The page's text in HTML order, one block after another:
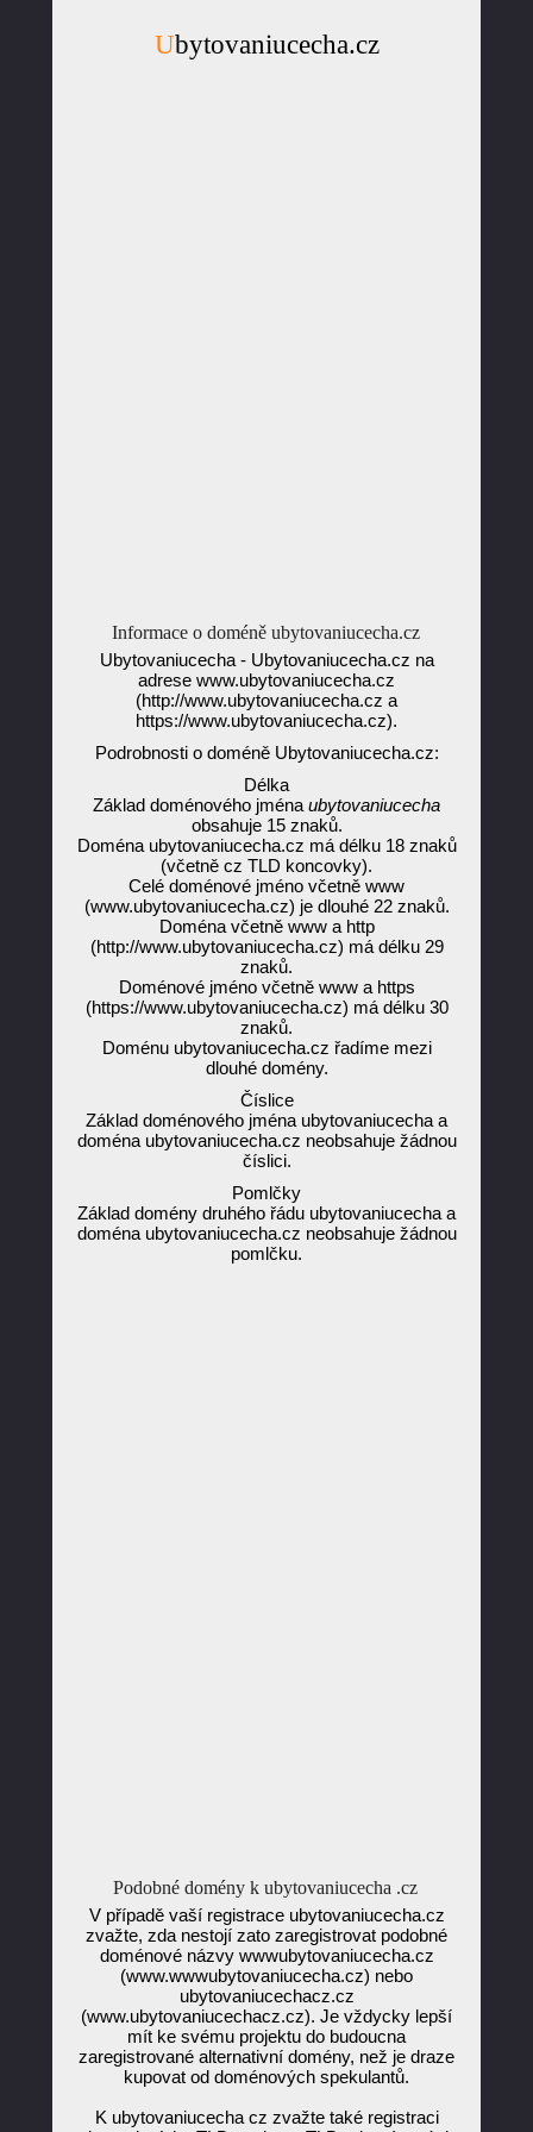
Ubytovaniucecha.cz
Informace o doméně ubytovaniucecha.cz
Ubytovaniucecha - Ubytovaniucecha.cz na
adrese www.ubytovaniucecha.cz
(http://www.ubytovaniucecha.cz a
https://www.ubytovaniucecha.cz).
Podrobnosti o doméně Ubytovaniucecha.cz:
Délka
Základ doménového jména ubytovaniucecha
obsahuje 15 znaků.
Doména ubytovaniucecha.cz má délku 18 znaků
(včetně cz TLD koncovky).
Celé doménové jméno včetně www
(www.ubytovaniucecha.cz) je dlouhé 22 znaků.
Doména včetně www a http
(http://www.ubytovaniucecha.cz) má délku 29
znaků.
Doménové jméno včetně www a https
(https://www.ubytovaniucecha.cz) má délku 30
znaků.
Doménu ubytovaniucecha.cz řadíme mezi
dlouhé domény.
Číslice
Základ doménového jména ubytovaniucecha a
doména ubytovaniucecha.cz neobsahuje žádnou
číslici.
Pomlčky
Základ domény druhého řádu ubytovaniucecha a
doména ubytovaniucecha.cz neobsahuje žádnou
pomlčku.
Podobné domény k ubytovaniucecha .cz
V případě vaší registrace ubytovaniucecha.cz
zvažte, zda nestojí zato zaregistrovat podobné
doménové názvy wwwubytovaniucecha.cz
(www.wwwubytovaniucecha.cz) nebo
ubytovaniucechacz.cz
(www.ubytovaniucechacz.cz). Je vždycky lepší
mít ke svému projektu do budoucna
zaregistrované alternativní domény, než je draze
kupovat od doménových spekulantů.
K ubytovaniucecha cz zvažte také registraci